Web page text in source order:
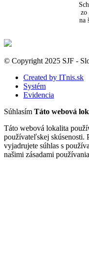
zo
na
© Copyright 2025 SJF -
Created by ITnis.sk
Systém
Evidencia
Súhlasím Táto webová
Táto webová lokalita
používateľskej skúsenosti.
vyjadrujete súhlas s
našimi zásadami